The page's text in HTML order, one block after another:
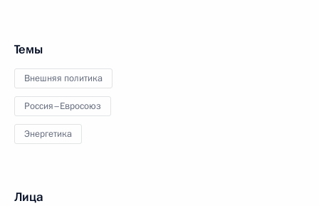
Темы
Внешняя политика
Россия–Евросоюз
Энергетика
Лица